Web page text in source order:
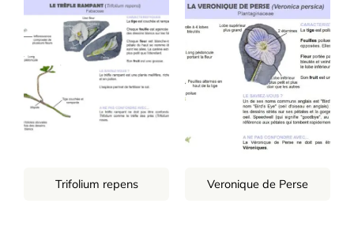
Trifolium repens Veronique de Perse